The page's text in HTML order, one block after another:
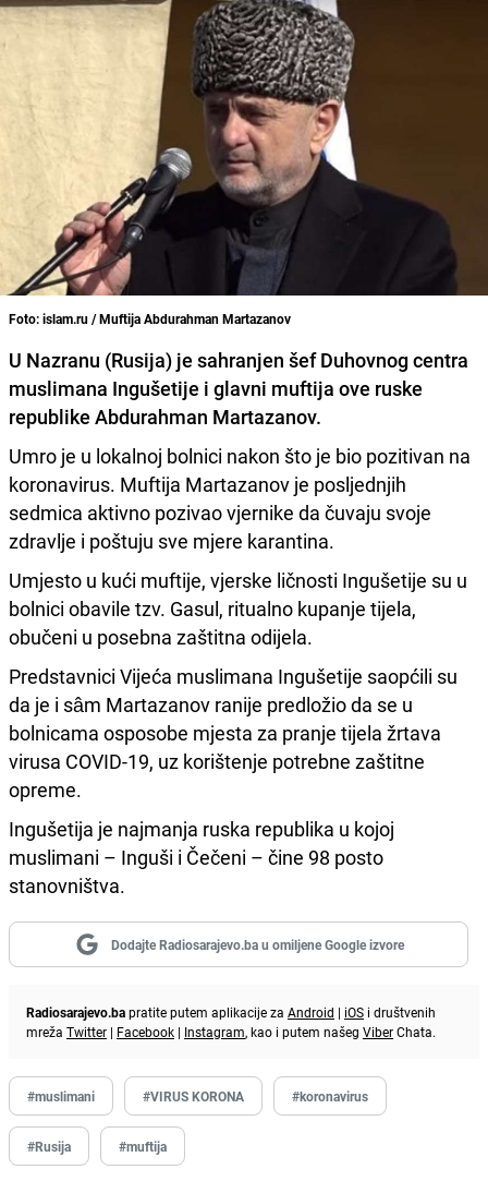
Foto: islam.ru / Muftija Abdurahman Martazanov
U Nazranu (Rusija) je sahranjen šefDuhovnog centra
muslimana Ingušetije i glavni muftija ove ruske
republike Abdurahman Martazanov.
Umro je u lokalnoj bolnici nakon što je bio pozitivan na
koronavirus. Muftija Martazanov je posljednjih
sedmica aktivno pozivao vjernike da čuvaju svoje
zdravlje i poštuju sve mjere karantina.
Umjesto u kući muftije, vjerske ličnosti Ingušetije su u
bolnici obavile tzv. Gasul, ritualno kupanje tijela,
obučeni u posebna zaštitna odijela.
Predstavnici Vijeća muslimana Ingušetije saopćili su
da je i sâm Martazanov ranije predložio da se u
bolnicama osposobe mjesta za pranje tijela žrtava
virusa COVID-19, uz korištenje potrebne zaštitne
opreme.
Ingušetija je najmanja ruska republika u kojoj
muslimani – Inguši i Čečeni – čine 98 posto
stanovništva.
Dodajte Radiosarajevo.ba u omiljene Google izvore
Radiosarajevo.bapratite putem aplikacije za Android | iOS i društvenih
mreža Twitter | Facebook | Instagram, kao i putem našeg ViberChata.
#muslimani #VIRUS KORONA #koronavirus
#Rusija #muftija